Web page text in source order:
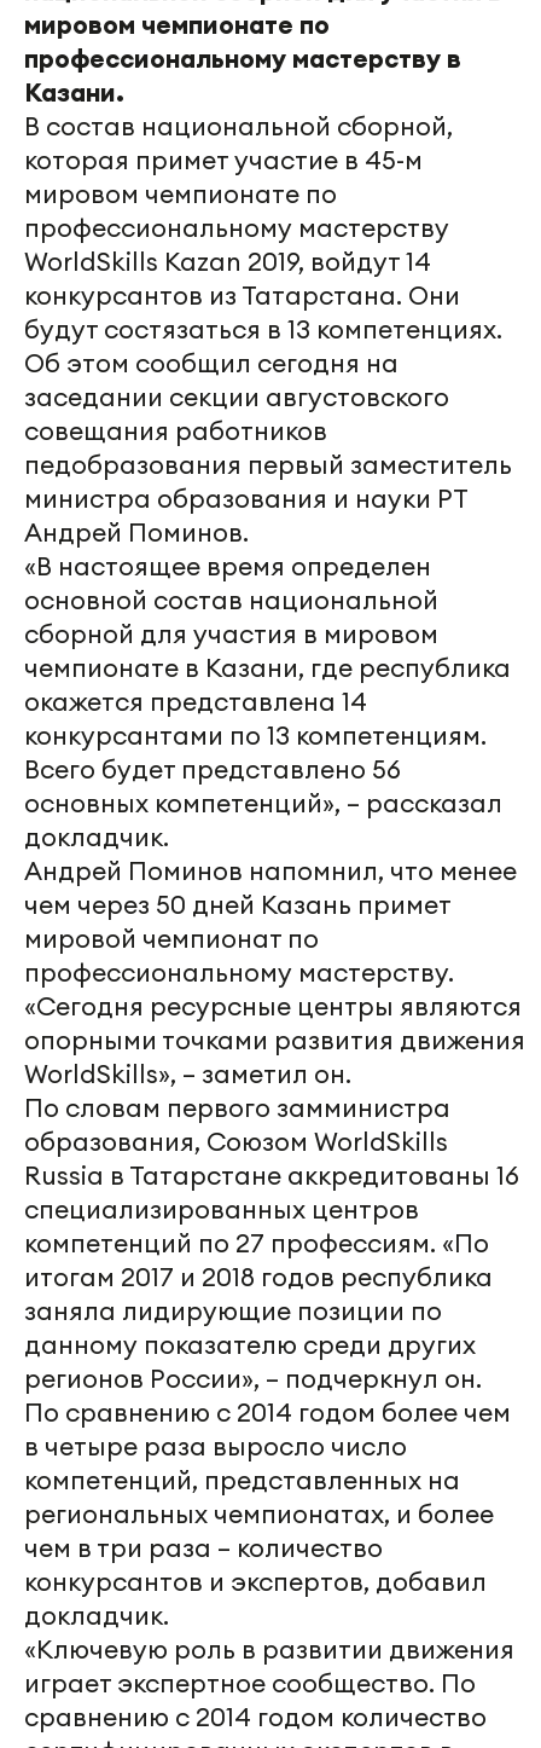
мировом чемпионате по
профессиональному мастерству в
Казани.
В состав национальной сборной,
которая примет участие в 45-м
мировом чемпионате по
профессиональному мастерству
WorldSkills Kazan 2019, войдут 14
конкурсантов из Татарстана. Они
будут состязаться в 13 компетенциях.
Об этом сообщил сегодня на
заседании секции августовского
совещания работников
педобразования первый заместитель
министра образования и науки РТ
Андрей Поминов.
«В настоящее время определен
основной состав национальной
сборной для участия в мировом
чемпионате в Казани, где республика
окажется представлена 14
конкурсантами по 13 компетенциям.
Всего будет представлено 56
основных компетенций», – рассказал
докладчик.
Андрей Поминов напомнил, что менее
чем через 50 дней Казань примет
мировой чемпионат по
профессиональному мастерству.
«Сегодня ресурсные центры являются
опорными точками развития движения
WorldSkills», – заметил он.
По словам первого замминистра
образования, Союзом WorldSkills
Russia в Татарстане аккредитованы 16
специализированных центров
компетенций по 27 профессиям. «По
итогам 2017 и 2018 годов республика
заняла лидирующие позиции по
данному показателю среди других
регионов России», – подчеркнул он.
По сравнению с 2014 годом более чем
в четыре раза выросло число
компетенций, представленных на
региональных чемпионатах, и более
чем в три раза – количество
конкурсантов и экспертов, добавил
докладчик.
«Ключевую роль в развитии движения
играет экспертное сообщество. По
сравнению с 2014 годом количество